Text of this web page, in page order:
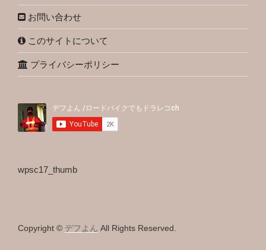
お問い合わせ
このサイトについて
プライバシーポリシー
wpsc17_thumb
Copyright © デフよん All Rights Reserved.